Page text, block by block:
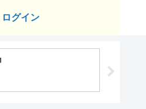
ログイン